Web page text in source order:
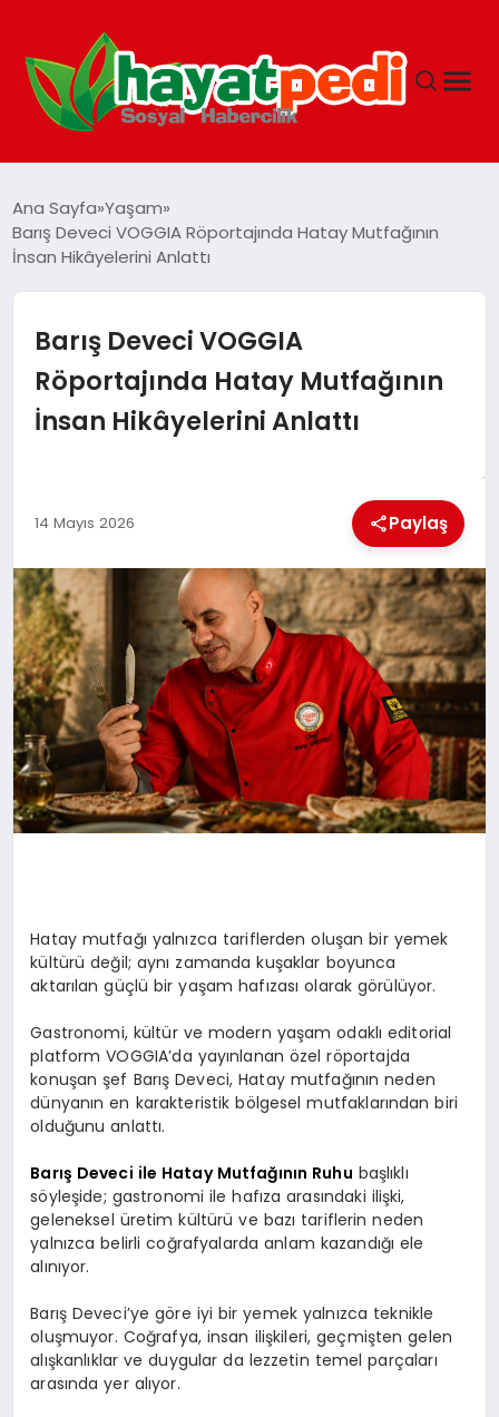
YAŞAM
GUNCEL
SAĞLIK
BESLENME
EĞITIM
EKONOMI
TEKNOLOJI
Ana Sayfa Yaşam
Barış Deveci VOGGIA Röportajında Hatay Mutfağının
İnsan Hikâyelerini Anlattı
Barış Deveci VOGGIA
Röportajında Hatay Mutfağının
İnsan Hikâyelerini Anlattı
14 Mayıs 2026 Paylaş
Hatay mutfağı yalnızca tariflerden oluşan bir yemek
kültürü değil; aynı zamanda kuşaklar boyunca
aktarılan güçlü bir yaşam hafızası olarak görülüyor.
Gastronomi, kültür ve modern yaşam odaklı editorial
platform VOGGIA’da yayınlanan özel röportajda
konuşan şef Barış Deveci, Hatay mutfağının neden
dünyanın en karakteristik bölgesel mutfaklarından biri
olduğunu anlattı.
Barış Deveci ile Hatay Mutfağının Ruhu başlıklı
söyleşide; gastronomi ile hafıza arasındaki ilişki,
geleneksel üretim kültürü ve bazı tariflerin neden
yalnızca belirli coğrafyalarda anlam kazandığı ele
alınıyor.
Barış Deveci’ye göre iyi bir yemek yalnızca teknikle
oluşmuyor. Coğrafya, insan ilişkileri, geçmişten gelen
alışkanlıklar ve duygular da lezzetin temel parçaları
arasında yer alıyor.